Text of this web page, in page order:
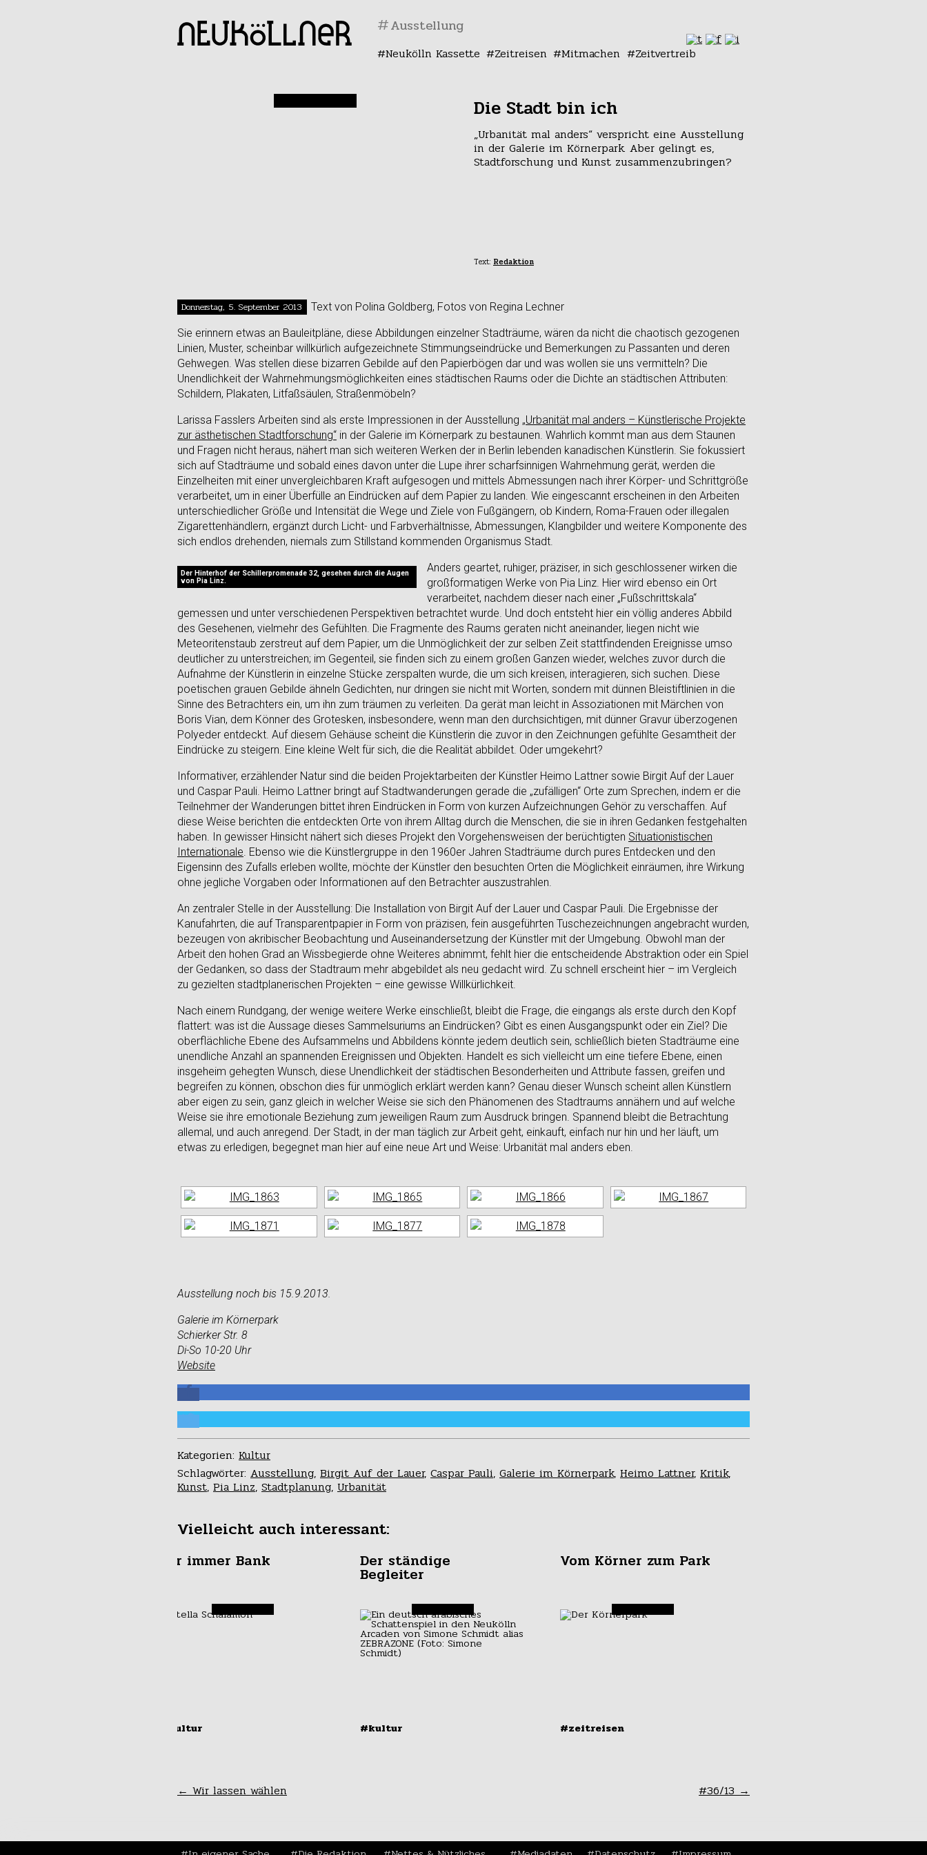
#
Neukölln Kassette Zeitreisen Mitmachen Zeitvertreib
Die Stadt bin ich
„Urbanität mal anders“ verspricht eine Ausstellung
in der Galerie im Körnerpark. Aber gelingt es,
Stadtforschung und Kunst zusammenzubringen?
Text: Redaktion
Donnerstag, 5. September 2013
Text von Polina Goldberg, Fotos von Regina Lechner
Sie erinnern etwas an Bauleitpläne, diese Abbildungen einzelner Stadträume, wären da nicht die chaotisch gezogenen
Linien, Muster, scheinbar willkürlich aufgezeichnete Stimmungseindrücke und Bemerkungen zu Passanten und deren
Gehwegen. Was stellen diese bizarren Gebilde auf den Papierbögen dar und was wollen sie uns vermitteln? Die
Unendlichkeit der Wahrnehmungsmöglichkeiten eines städtischen Raums oder die Dichte an städtischen Attributen:
Schildern, Plakaten, Litfaßsäulen, Straßenmöbeln?
Larissa Fasslers Arbeiten sind als erste Impressionen in der Ausstellung „Urbanität mal anders – Künstlerische Projekte
zur ästhetischen Stadtforschung“ in der Galerie im Körnerpark zu bestaunen. Wahrlich kommt man aus dem Staunen
und Fragen nicht heraus, nähert man sich weiteren Werken der in Berlin lebenden kanadischen Künstlerin. Sie fokussiert
sich auf Stadträume und sobald eines davon unter die Lupe ihrer scharfsinnigen Wahrnehmung gerät, werden die
Einzelheiten mit einer unvergleichbaren Kraft aufgesogen und mittels Abmessungen nach ihrer Körper- und Schrittgröße
verarbeitet, um in einer Überfülle an Eindrücken auf dem Papier zu landen. Wie eingescannt erscheinen in den Arbeiten
unterschiedlicher Größe und Intensität die Wege und Ziele von Fußgängern, ob Kindern, Roma-Frauen oder illegalen
Zigarettenhändlern, ergänzt durch Licht- und Farbverhältnisse, Abmessungen, Klangbilder und weitere Komponente des
sich endlos drehenden, niemals zum Stillstand kommenden Organismus Stadt.
Der Hinterhof der Schillerpromenade 32, gesehen durch die Augen
von Pia Linz.
Anders geartet, ruhiger, präziser, in sich geschlossener wirken die
großformatigen Werke von Pia Linz. Hier wird ebenso ein Ort
verarbeitet, nachdem dieser nach einer „Fußschrittskala“
gemessen und unter verschiedenen Perspektiven betrachtet wurde. Und doch entsteht hier ein völlig anderes Abbild
des Gesehenen, vielmehr des Gefühlten. Die Fragmente des Raums geraten nicht aneinander, liegen nicht wie
Meteoritenstaub zerstreut auf dem Papier, um die Unmöglichkeit der zur selben Zeit stattfindenden Ereignisse umso
deutlicher zu unterstreichen; im Gegenteil, sie finden sich zu einem großen Ganzen wieder, welches zuvor durch die
Aufnahme der Künstlerin in einzelne Stücke zerspalten wurde, die um sich kreisen, interagieren, sich suchen. Diese
poetischen grauen Gebilde ähneln Gedichten, nur dringen sie nicht mit Worten, sondern mit dünnen Bleistiftlinien in die
Sinne des Betrachters ein, um ihn zum träumen zu verleiten. Da gerät man leicht in Assoziationen mit Märchen von
Boris Vian, dem Könner des Grotesken, insbesondere, wenn man den durchsichtigen, mit dünner Gravur überzogenen
Polyeder entdeckt. Auf diesem Gehäuse scheint die Künstlerin die zuvor in den Zeichnungen gefühlte Gesamtheit der
Eindrücke zu steigern. Eine kleine Welt für sich, die die Realität abbildet. Oder umgekehrt?
Informativer, erzählender Natur sind die beiden Projektarbeiten der Künstler Heimo Lattner sowie Birgit Auf der Lauer
und Caspar Pauli. Heimo Lattner bringt auf Stadtwanderungen gerade die „zufälligen“ Orte zum Sprechen, indem er die
Teilnehmer der Wanderungen bittet ihren Eindrücken in Form von kurzen Aufzeichnungen Gehör zu verschaffen. Auf
diese Weise berichten die entdeckten Orte von ihrem Alltag durch die Menschen, die sie in ihren Gedanken festgehalten
haben. In gewisser Hinsicht nähert sich dieses Projekt den Vorgehensweisen der berüchtigten Situationistischen
Internationale. Ebenso wie die Künstlergruppe in den 1960er Jahren Stadträume durch pures Entdecken und den
Eigensinn des Zufalls erleben wollte, möchte der Künstler den besuchten Orten die Möglichkeit einräumen, ihre Wirkung
ohne jegliche Vorgaben oder Informationen auf den Betrachter auszustrahlen.
An zentraler Stelle in der Ausstellung: Die Installation von Birgit Auf der Lauer und Caspar Pauli. Die Ergebnisse der
Kanufahrten, die auf Transparentpapier in Form von präzisen, fein ausgeführten Tuschezeichnungen angebracht wurden,
bezeugen von akribischer Beobachtung und Auseinandersetzung der Künstler mit der Umgebung. Obwohl man der
Arbeit den hohen Grad an Wissbegierde ohne Weiteres abnimmt, fehlt hier die entscheidende Abstraktion oder ein Spiel
der Gedanken, so dass der Stadtraum mehr abgebildet als neu gedacht wird. Zu schnell erscheint hier – im Vergleich
zu gezielten stadtplanerischen Projekten – eine gewisse Willkürlichkeit.
Nach einem Rundgang, der wenige weitere Werke einschließt, bleibt die Frage, die eingangs als erste durch den Kopf
flattert: was ist die Aussage dieses Sammelsuriums an Eindrücken? Gibt es einen Ausgangspunkt oder ein Ziel? Die
oberflächliche Ebene des Aufsammelns und Abbildens könnte jedem deutlich sein, schließlich bieten Stadträume eine
unendliche Anzahl an spannenden Ereignissen und Objekten. Handelt es sich vielleicht um eine tiefere Ebene, einen
insgeheim gehegten Wunsch, diese Unendlichkeit der städtischen Besonderheiten und Attribute fassen, greifen und
begreifen zu können, obschon dies für unmöglich erklärt werden kann? Genau dieser Wunsch scheint allen Künstlern
aber eigen zu sein, ganz gleich in welcher Weise sie sich den Phänomenen des Stadtraums annähern und auf welche
Weise sie ihre emotionale Beziehung zum jeweiligen Raum zum Ausdruck bringen. Spannend bleibt die Betrachtung
allemal, und auch anregend. Der Stadt, in der man täglich zur Arbeit geht, einkauft, einfach nur hin und her läuft, um
etwas zu erledigen, begegnet man hier auf eine neue Art und Weise: Urbanität mal anders eben.
Ausstellung noch bis 15.9.2013.
Galerie im Körnerpark
Schierker Str. 8
Di-So 10-20 Uhr
Website
Kategorien: Kultur
Schlagwörter: Ausstellung, Birgit Auf der Lauer, Caspar Pauli, Galerie im Körnerpark, Heimo Lattner, Kritik,
Kunst, Pia Linz, Stadtplanung, Urbanität
Vielleicht auch interessant:
Für immer Bank
#kultur
Der ständige
Begleiter
#kultur
Vom Körner zum Park
#zeitreisen
„satt”
←Wir lassen wählen #36/13→